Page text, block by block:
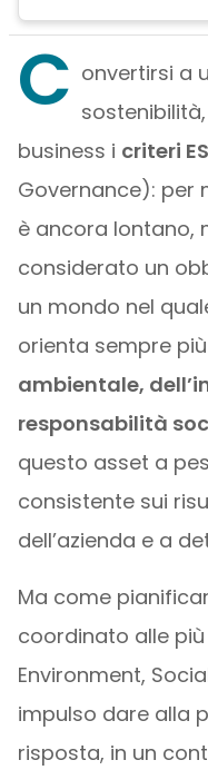
C onvertirsi a
business i criteri
Governance): per
è ancora lontano,
considerato un
un mondo nel
orienta sempre
ambientale,
responsabilità
questo asset a
consistente sui
dell’azienda e a
Ma come
coordinato alle
Environment,
impulso dare alla
risposta, in un